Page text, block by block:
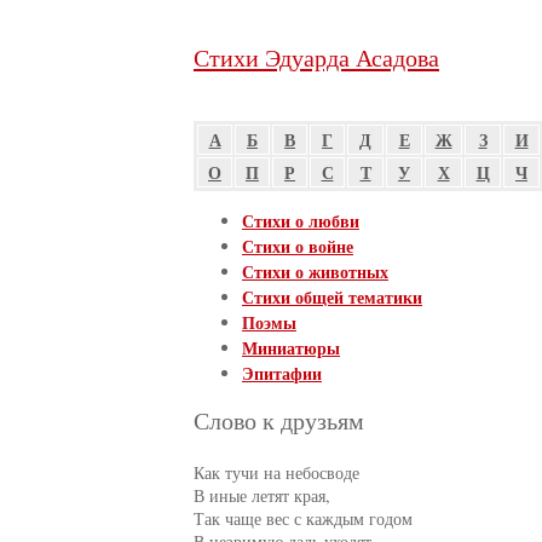
Стихи Эдуарда Асадова
А Б В Г Д Е Ж З И
О
П Р С Т У Х Ц Ч
Стихи о любви
Стихи о войне
Стихи о животных
Стихи общей тематики
Поэмы
Миниатюры
Эпитафии
Слово к друзьям
Как тучи на небосводе
В иные летят края,
Так чаще вес с каждым годом